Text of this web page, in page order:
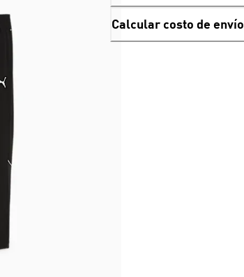
Calcular costo de envío